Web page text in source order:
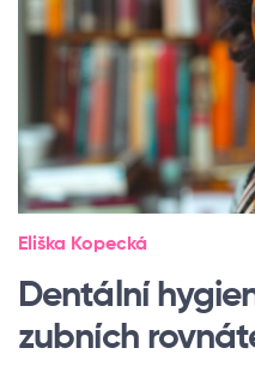
Eliška Kopecká
Dentální
zubních